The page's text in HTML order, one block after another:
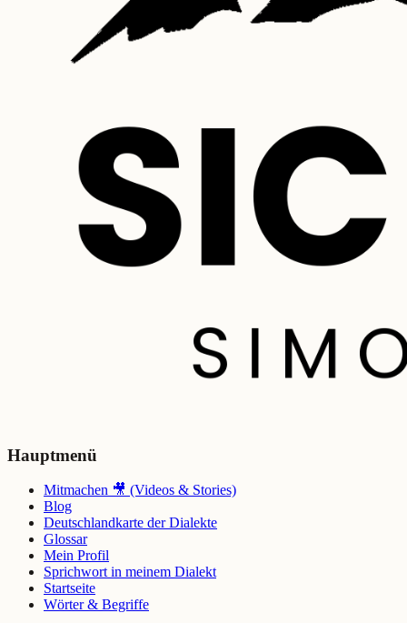
Hauptmenü
Mitmachen 🎥 (Videos & Stories)
Blog
Deutschlandkarte der Dialekte
Glossar
Mein Profil
Sprichwort in meinem Dialekt
Startseite
Wörter & Begriffe